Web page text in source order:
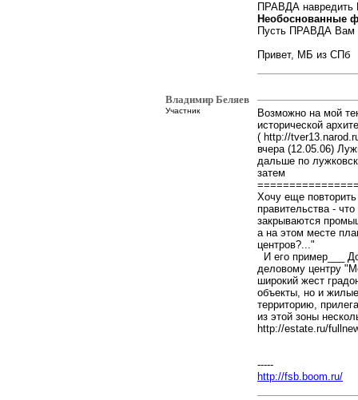
ПРАВДА
Необоснованные
Пусть ПРАВДА Вам
Привет, МБ из СПб
Владимир Беляев
Участник
Возможно на мой
исторической
( http://
вчера (12.05.06)
дальше по
затем
Хочу еще
правительства -
закрываются
а на этом месте
центров?..."
И его пример___
деловому центру
широкий жест
объекты, но и
территорию,
из этой зоны
http://estate.ru/
-----
http://fsb.boom.ru/